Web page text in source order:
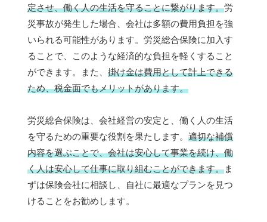
定させ、働く人の生活を守ることに繋がります。労
災事故が発生した場合、会社は多額の費用負担を強
いられる可能性があります。労災総合保険に加入す
ることで、このような経済的な負担を軽くすること
ができます。また、 掛け金は費用として計上できる
ため、税金面でもメリットがあります。
労災総合保険は、会社経営の安定と、働く人の生活
を守るための重要な役割を果たします。 適切な補償
内容を選ぶことで、会社は安心して事業を続け、働
く人は安心して仕事に取り組むことができます。ま
ずは保険会社に相談し、自社に最適なプランを見つ
けることをお勧めします。